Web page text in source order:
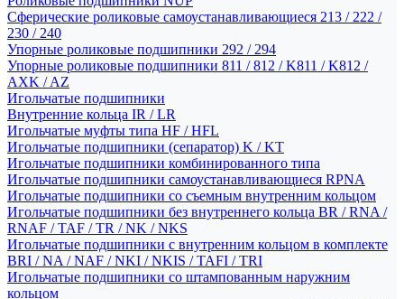
Сферические роликовые самоустанавливающиеся 213 / 222 /
230 / 240
Упорные роликовые подшипники 292 / 294
Упорные роликовые подшипники 811 / 812 / K811 / K812 /
AXK / AZ
Игольчатые подшипники
Внутренние кольца IR / LR
Игольчатые муфты типа HF / HFL
Игольчатые подшипники (сепаратор) K / KT
Игольчатые подшипники комбинированного типа
Игольчатые подшипники самоустанавливающиеся RPNA
Игольчатые подшипники со съемным внутренним кольцом
Игольчатые подшипники без внутреннего кольца BR / RNA /
RNAF / TAF / TR / NK / NKS
Игольчатые подшипники с внутренним кольцом в комплекте
BRI / NA / NAF / NKI / NKIS / TAFI / TRI
Игольчатые подшипники со штампованным наружним
кольцом